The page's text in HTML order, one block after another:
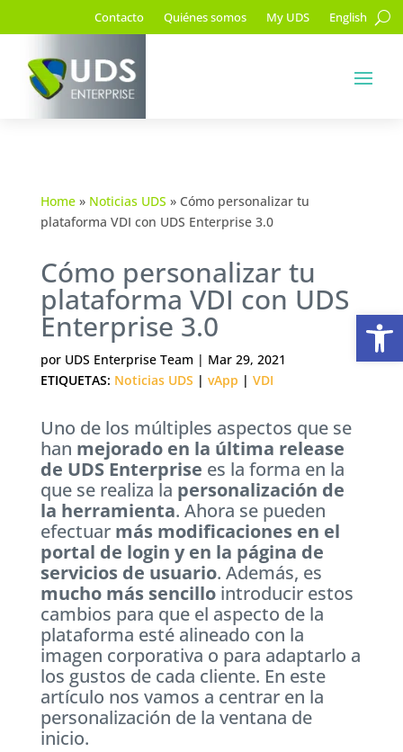
Contacto Quiénes somos My UDS English
Home» Noticias UDS » Cómo personalizar tu
plataforma VDI con UDS Enterprise 3.0
Cómo personalizar tu
plataforma VDI con UDS
Enterprise 3.0
por UDS Enterprise Team | Mar 29, 2021
ETIQUETAS: Noticias UDS | vApp | VDI
Uno de los múltiples aspectos que se
han mejorado en la última release
de UDS Enterprise es la forma en la
que se realiza la personalización de
la herramienta. Ahora se pueden
efectuar más modificaciones en el
portal de login y en la página de
servicios de usuario. Además, es
mucho más sencillointroducir estos
cambios para que el aspecto de la
plataforma esté alineado con la
imagen corporativa o para adaptarlo a
los gustos de cada cliente. En este
artículo nos vamos a centrar en la
personalización de la ventana de
inicio.